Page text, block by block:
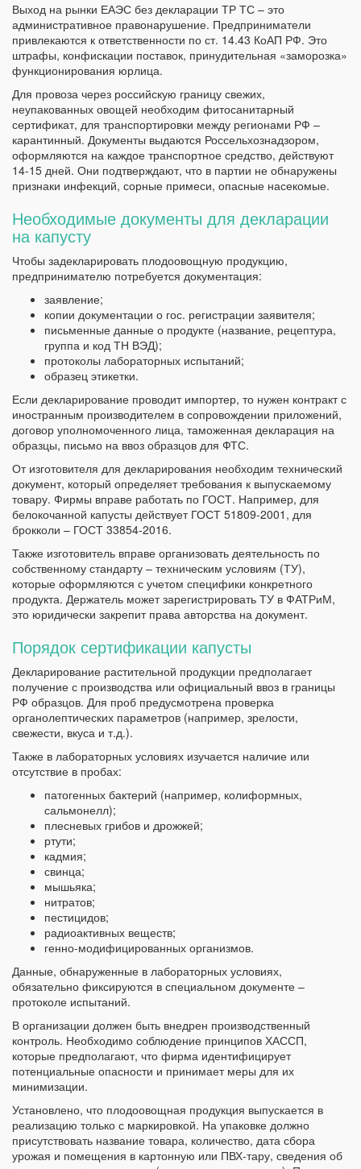
Выход на рынки ЕАЭС без декларации ТР ТС – это
административное правонарушение. Предприниматели
привлекаются к ответственности по ст. 14.43 КоАП РФ. Это
штрафы, конфискации поставок, принудительная «заморозка»
функционирования юрлица.
Для провоза через российскую границу свежих,
неупакованных овощей необходим фитосанитарный
сертификат, для транспортировки между регионами РФ –
карантинный. Документы выдаются Россельхознадзором,
оформляются на каждое транспортное средство, действуют
14-15 дней. Они подтверждают, что в партии не обнаружены
признаки инфекций, сорные примеси, опасные насекомые.
Необходимые документы для декларации
на капусту
Чтобы задекларировать плодоовощную продукцию,
предпринимателю потребуется документация:
заявление;
копии документации о гос. регистрации заявителя;
письменные данные о продукте (название, рецептура,
группа и код ТН ВЭД);
протоколы лабораторных испытаний;
образец этикетки.
Если декларирование проводит импортер, то нужен контракт с
иностранным производителем в сопровождении приложений,
договор уполномоченного лица, таможенная декларация на
образцы, письмо на ввоз образцов для ФТС.
От изготовителя для декларирования необходим технический
документ, который определяет требования к выпускаемому
товару. Фирмы вправе работать по ГОСТ. Например, для
белокочанной капусты действует ГОСТ 51809-2001, для
брокколи – ГОСТ 33854-2016.
Также изготовитель вправе организовать деятельность по
собственному стандарту – техническим условиям (ТУ),
которые оформляются с учетом специфики конкретного
продукта. Держатель может зарегистрировать ТУ в ФАТРиМ,
это юридически закрепит права авторства на документ.
Порядок сертификации капусты
Декларирование растительной продукции предполагает
получение с производства или официальный ввоз в границы
РФ образцов. Для проб предусмотрена проверка
органолептических параметров (например, зрелости,
свежести, вкуса и т.д.).
Также в лабораторных условиях изучается наличие или
отсутствие в пробах:
патогенных бактерий (например, колиформных,
сальмонелл);
плесневых грибов и дрожжей;
ртути;
кадмия;
свинца;
мышьяка;
нитратов;
пестицидов;
радиоактивных веществ;
генно-модифицированных организмов.
Данные, обнаруженные в лабораторных условиях,
обязательно фиксируются в специальном документе –
протоколе испытаний.
В организации должен быть внедрен производственный
контроль. Необходимо соблюдение принципов ХАССП,
которые предполагают, что фирма идентифицирует
потенциальные опасности и принимает меры для их
минимизации.
Установлено, что плодоовощная продукция выпускается в
реализацию только с маркировкой. На упаковке должно
присутствовать название товара, количество, дата сбора
урожая и помещения в картонную или ПВХ-тару, сведения об